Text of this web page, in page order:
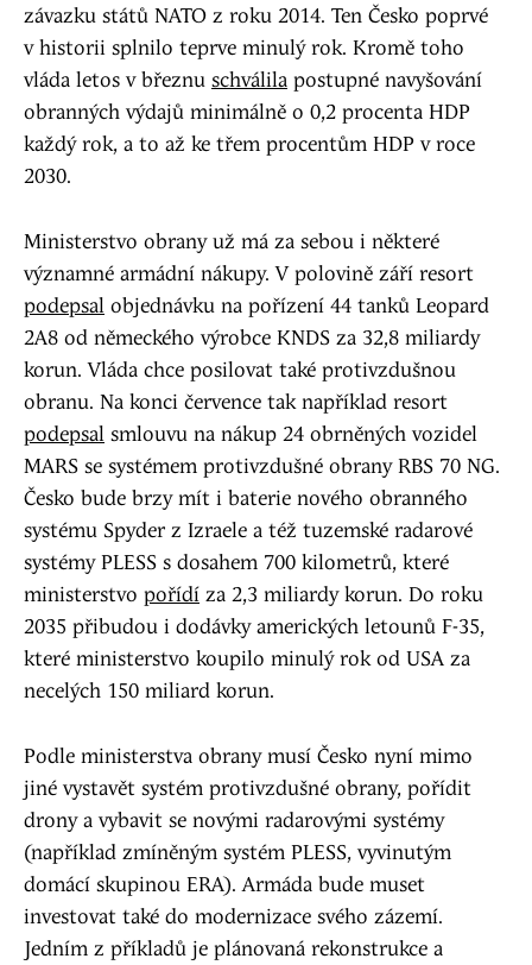
závazku států NATO z roku 2014. Ten Česko poprvé
v historii splnilo teprve minulý rok. Kromě toho
vláda letos v březnu schválila postupné navyšování
obranných výdajů minimálně o 0,2 procenta HDP
každý rok, a to až ke třem procentům HDP v roce
2030.
Ministerstvo obrany už má za sebou i některé
významné armádní nákupy. V polovině září resort
podepsal objednávku na pořízení 44 tanků Leopard
2A8 od německého výrobce KNDS za 32,8 miliardy
korun. Vláda chce posilovat také protivzdušnou
obranu. Na konci července tak například resort
podepsal smlouvu na nákup 24 obrněných vozidel
MARS se systémem protivzdušné obrany RBS 70 NG.
Česko bude brzy mít i baterie nového obranného
systému Spyder z Izraele a též tuzemské radarové
systémy PLESS s dosahem 700 kilometrů, které
ministerstvo pořídí za 2,3 miliardy korun. Do roku
2035 přibudou i dodávky amerických letounů F-35,
které ministerstvo koupilo minulý rok od USA za
necelých 150 miliard korun.
Podle ministerstva obrany musí Česko nyní mimo
jiné vystavět systém protivzdušné obrany, pořídit
drony a vybavit se novými radarovými systémy
(například zmíněným systém PLESS, vyvinutým
domácí skupinou ERA). Armáda bude muset
investovat také do modernizace svého zázemí.
Jedním z příkladů je plánovaná rekonstrukce a